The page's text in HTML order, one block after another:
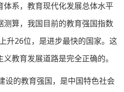
系，教育现代化发展总体水平
算，我国目前的教育强国指数
升26位，是进步最快的国家。这
教育发展道路是完全正确的。
设的教育强国，是中国特色社会